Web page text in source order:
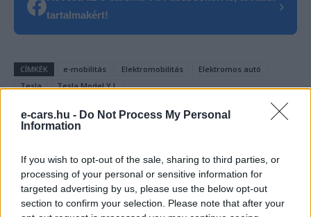
e-cars.hu - Do Not Process My Personal
Information
If you wish to opt-out of the sale, sharing to third parties, or
processing of your personal or sensitive information for
targeted advertising by us, please use the below opt-out
section to confirm your selection. Please note that after your
tartalmakért!
›
CÍMKÉK e-mobilitás Elektromobilitás
Elektromos autó
Tesla
Tesla Model Y L